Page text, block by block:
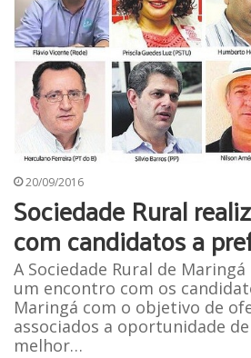
20/09/2016
Sociedade Rural
com candidatos a
A Sociedade Rural de
um encontro com os
Maringá com o objetivo de
associados a oportunidade
melhor…